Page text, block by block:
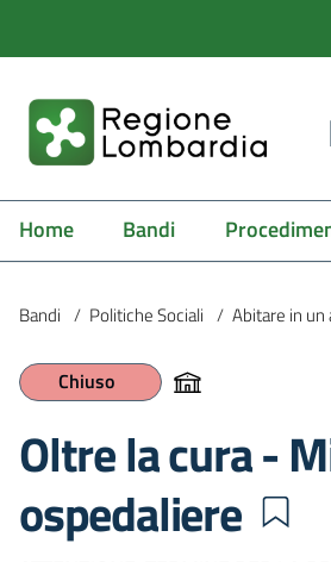
Home Bandi
Bandi / Politiche Sociali / Abitare in un
Chiuso
Oltre la cura -
ospedaliere